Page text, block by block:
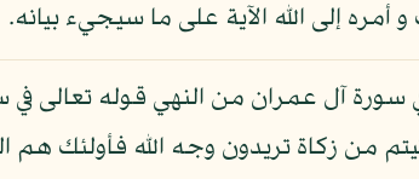
إلى الله الآية على ما سيجيء بيانه.
آل عمران من النهي قوله تعالى في